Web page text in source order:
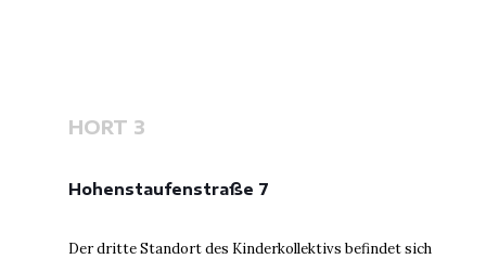
HORT 3
Hohenstaufenstraße 7
Der dritte Standort des Kinderkollektivs befindet sich